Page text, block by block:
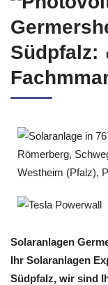
Solaranlagen
Ihr Solaranlagen
Südpfalz, wir sind